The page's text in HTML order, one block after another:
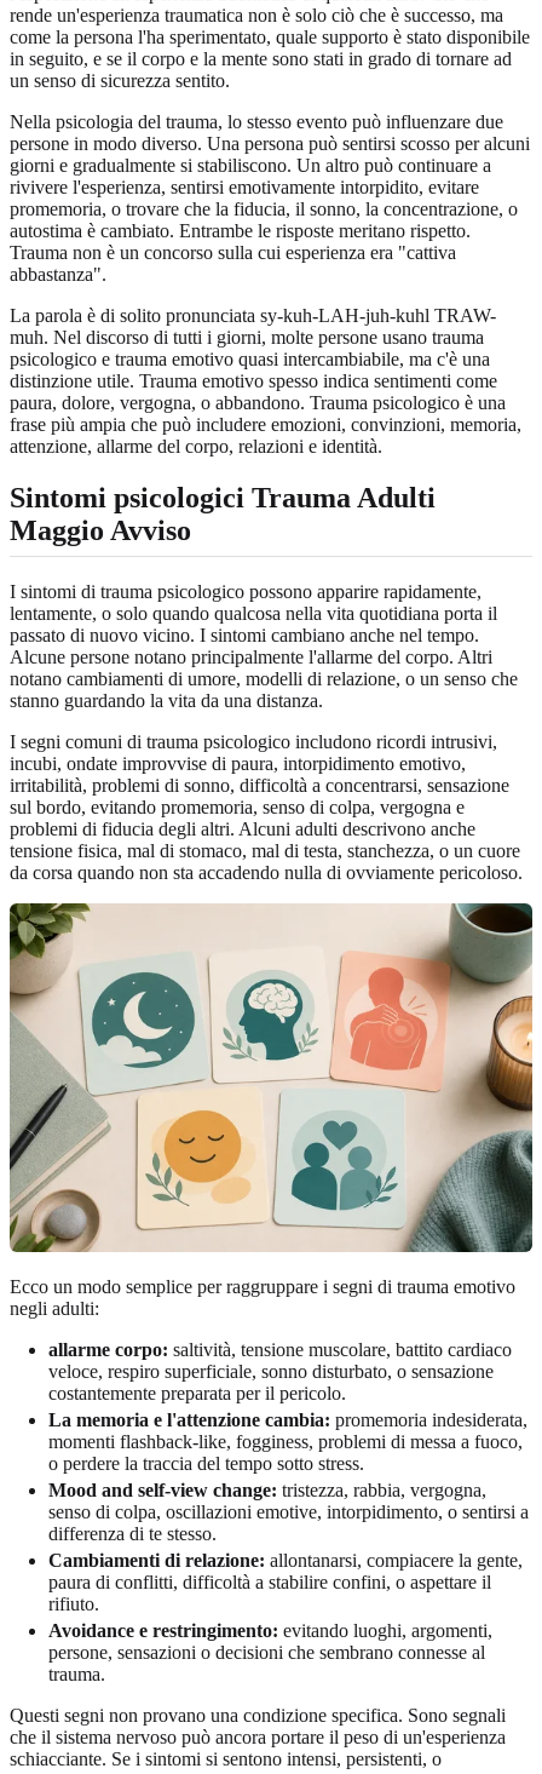
rende un'esperienza traumatica non è solo ciò che è successo, ma
come la persona l'ha sperimentato, quale supporto è stato disponibile
in seguito, e se il corpo e la mente sono stati in grado di tornare ad
un senso di sicurezza sentito.
Nella psicologia del trauma, lo stesso evento può influenzare due
persone in modo diverso. Una persona può sentirsi scosso per alcuni
giorni e gradualmente si stabiliscono. Un altro può continuare a
rivivere l'esperienza, sentirsi emotivamente intorpidito, evitare
promemoria, o trovare che la fiducia, il sonno, la concentrazione, o
autostima è cambiato. Entrambe le risposte meritano rispetto.
Trauma non è un concorso sulla cui esperienza era "cattiva
abbastanza".
La parola è di solito pronunciata sy-kuh-LAH-juh-kuhl TRAW-
muh. Nel discorso di tutti i giorni, molte persone usano trauma
psicologico e trauma emotivo quasi intercambiabile, ma c'è una
distinzione utile. Trauma emotivo spesso indica sentimenti come
paura, dolore, vergogna, o abbandono. Trauma psicologico è una
frase più ampia che può includere emozioni, convinzioni, memoria,
attenzione, allarme del corpo, relazioni e identità.
Sintomi psicologici Trauma Adulti
Maggio Avviso
I sintomi di trauma psicologico possono apparire rapidamente,
lentamente, o solo quando qualcosa nella vita quotidiana porta il
passato di nuovo vicino. I sintomi cambiano anche nel tempo.
Alcune persone notano principalmente l'allarme del corpo. Altri
notano cambiamenti di umore, modelli di relazione, o un senso che
stanno guardando la vita da una distanza.
I segni comuni di trauma psicologico includono ricordi intrusivi,
incubi, ondate improvvise di paura, intorpidimento emotivo,
irritabilità, problemi di sonno, difficoltà a concentrarsi, sensazione
sul bordo, evitando promemoria, senso di colpa, vergogna e
problemi di fiducia degli altri. Alcuni adulti descrivono anche
tensione fisica, mal di stomaco, mal di testa, stanchezza, o un cuore
da corsa quando non sta accadendo nulla di ovviamente pericoloso.
Ecco un modo semplice per raggruppare i segni di trauma emotivo
negli adulti:
allarme corpo: saltività, tensione muscolare, battito cardiaco
veloce, respiro superficiale, sonno disturbato, o sensazione
costantemente preparata per il pericolo.
La memoria e l'attenzione cambia: promemoria indesiderata,
momenti flashback-like, fogginess, problemi di messa a fuoco,
o perdere la traccia del tempo sotto stress.
Mood and self-view change: tristezza, rabbia, vergogna,
senso di colpa, oscillazioni emotive, intorpidimento, o sentirsi a
differenza di te stesso.
Cambiamenti di relazione: allontanarsi, compiacere la gente,
paura di conflitti, difficoltà a stabilire confini, o aspettare il
rifiuto.
Avoidance e restringimento: evitando luoghi, argomenti,
persone, sensazioni o decisioni che sembrano connesse al
trauma.
Questi segni non provano una condizione specifica. Sono segnali
che il sistema nervoso può ancora portare il peso di un'esperienza
schiacciante. Se i sintomi si sentono intensi, persistenti, o